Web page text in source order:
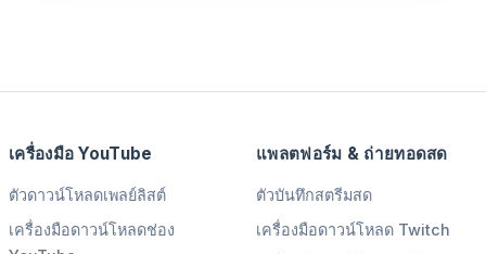
เครื่องมือ YouTube
ตัวดาวน์โหลดเพลย์ลิสต์
เครื่องมือดาวน์โหลดช่อง
แพลตฟอร์ม & ถ่ายทอดสด
ตัวบันทึกสตรีมสด
เครื่องมือดาวน์โหลด Twitch